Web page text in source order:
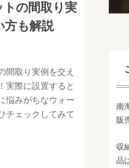
トの間取り実
方も解説
間取り実例を交え
実際に設置すると
悩みがちなウォー
チェックしてみて
南
販
収
品